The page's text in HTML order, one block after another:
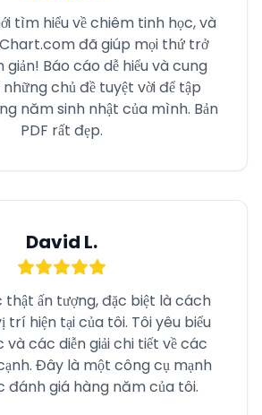
tìm hiểu về chiêm tinh học, và
đã giúp mọi thứ trở
Báo cáo dễ hiểu và cung
chủ đề tuyệt vời để tập
năm sinh nhật của mình. Bản
PDF rất đẹp.
David L.
ấn tượng, đặc biệt là cách
trí hiện tại của tôi. Tôi yêu biểu
các diễn giải chi tiết về các
Đây là một công cụ mạnh
đánh giá hàng năm của tôi.